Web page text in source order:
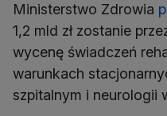
Ministerstwo Zdrowia
1,2 mld zł zostanie
wycenę świadczeń
warunkach
szpitalnym i neurologii